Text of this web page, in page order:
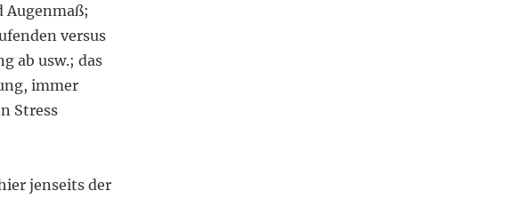
Augenmaß;
versus
ab usw.; das
immer
Stress
jenseits der